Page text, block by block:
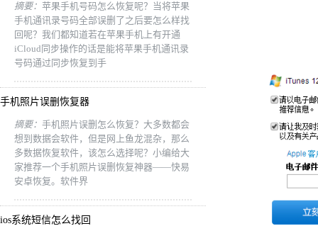
摘要： 苹果手机号码怎么恢复呢？当将苹果
手机通讯录号码全部误删了之后要怎么样找
回呢？我们都知道若在苹果手机上有开通
iCloud同步操作的话是能将苹果手机通讯录
号码通过同步恢复到手
手机照片误删恢复器
摘要： 手机照片误删怎么恢复？大多数都会
想到数据会软件，但是网上鱼龙混杂，那么
多数据恢复软件，该怎么选择呢？小编给大
家推荐一个手机照片误删恢复神器——快易
安卓恢复。软件界
ios系统短信怎么找回